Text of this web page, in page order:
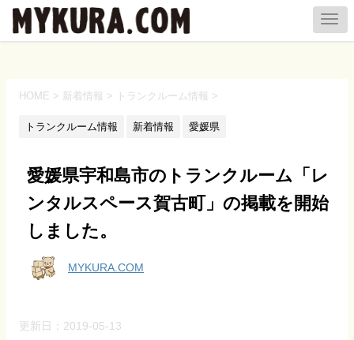
HOME > 新着情報 > トランクルーム情報 >
トランクルーム情報 新着情報 愛媛県
愛媛県宇和島市のトランクルーム「レ
ンタルスペース賀古町」の掲載を開始
しました。
MYKURA.COM
更新日： 2019-05-13